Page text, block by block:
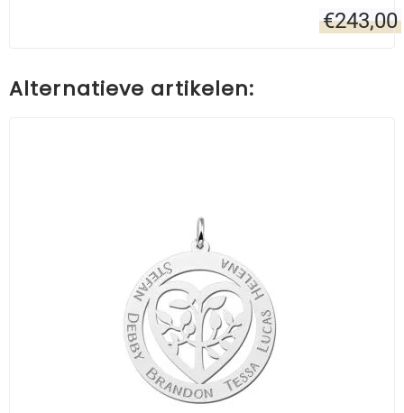
€243,00
Alternatieve artikelen: